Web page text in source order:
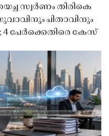
സ്വർണം തിരികെ
പിതാവിനും
പേർക്കെതിരെ കേസ്